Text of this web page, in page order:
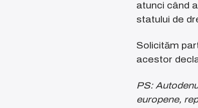
atunci când
statului de
Solicităm
acestor
PS:
europene,